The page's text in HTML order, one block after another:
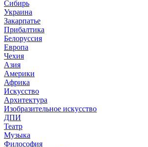
Сибирь
Украина
Закарпатье
Прибалтика
Белоруссия
Европа
Чехия
Азия
Америки
Африка
Искусство
Архитектура
Изобразительное искусство
ДПИ
Театр
Музыка
Философия